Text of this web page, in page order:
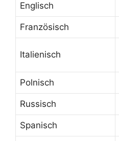
Englisch
Französisch
Italienisch
Polnisch
Russisch
Spanisch